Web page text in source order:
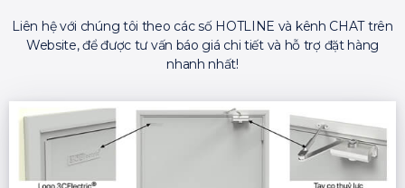
Liên hệ với chúng tôi theo các số HOTLINE và kênh CHAT trên
Website, để được tư vấn báo giá chi tiết và hỗ trợ đặt hàng
nhanh nhất!